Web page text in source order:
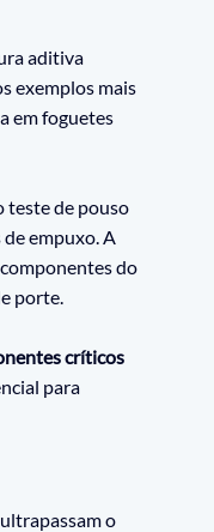
aditiva
exemplos mais
em foguetes
teste de pouso
empuxo. A
do
porte.
críticos
para
o